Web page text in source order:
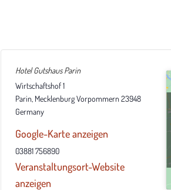
Hotel Gutshaus Parin
Wirtschaftshof 1
Parin Mecklenburg Vorpommern23948
Germany
Google-Karte anzeigen
03881 756890
Veranstaltungsort-Website
anzeigen